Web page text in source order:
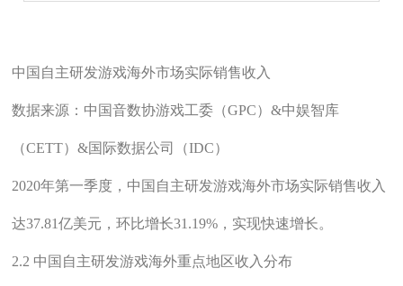
中国自主研发游戏海外市场实际销售收入
数据来源：中国音数协游戏工委（GPC）&中娱智库
（CETT）&国际数据公司（IDC）
2020年第一季度，中国自主研发游戏海外市场实际销售收入
达37.81亿美元，环比增长31.19%，实现快速增长。
2.2 中国自主研发游戏海外重点地区收入分布